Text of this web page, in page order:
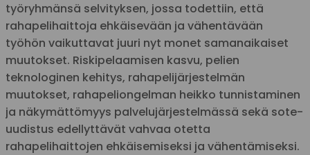
työryhmänsä selvityksen, jossa todettiin, että
rahapelihaittoja ehkäisevään ja vähentävään
työhön vaikuttavat juuri nyt monet samanaikaiset
muutokset. Riskipelaamisen kasvu, pelien
teknologinen kehitys, rahapelijärjestelmän
muutokset, rahapeliongelman heikko tunnistaminen
ja näkymättömyys palvelujärjestelmässä sekä sote-
uudistus edellyttävät vahvaa otetta
rahapelihaittojen ehkäisemiseksi ja vähentämiseksi.